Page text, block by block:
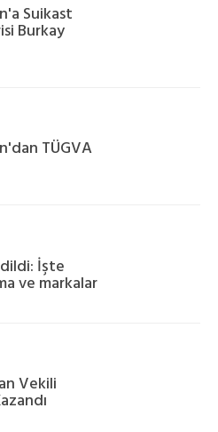
Suikast
Burkay
TÜGVA
İşte
ve markalar
Vekili